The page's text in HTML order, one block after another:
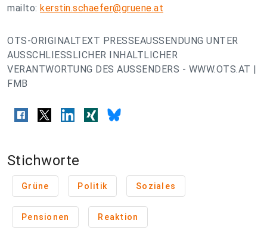
mailto: kerstin.schaefer@gruene.at
OTS-ORIGINALTEXT PRESSEAUSSENDUNG UNTER
AUSSCHLIESSLICHER INHALTLICHER
VERANTWORTUNG DES AUSSENDERS - WWW.OTS.AT |
FMB
Stichworte
Grüne Politik Soziales
Pensionen Reaktion